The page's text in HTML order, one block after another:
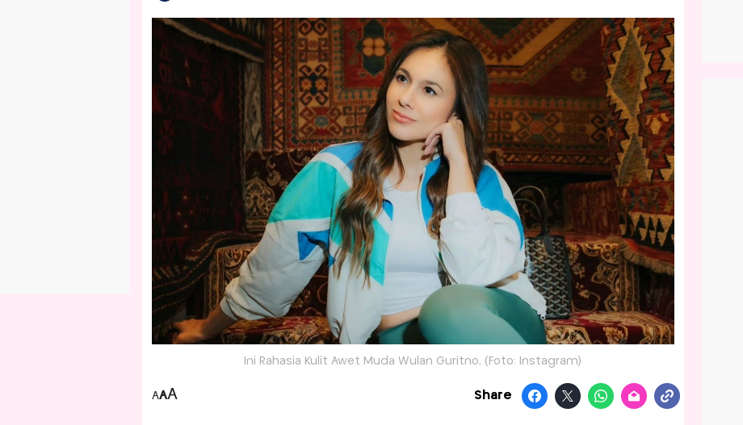
Ini Rahasia Kulit Awet Muda Wulan Guritno, (Foto: Instagram)
AAA Share